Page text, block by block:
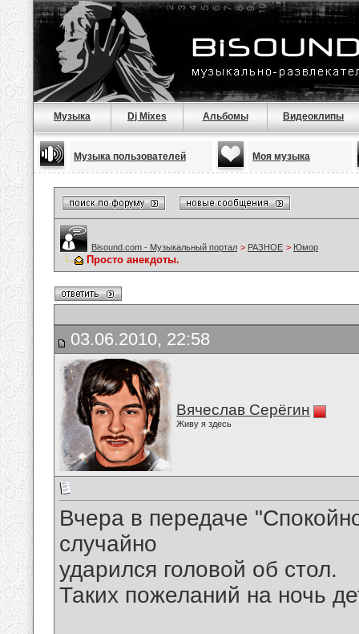
Музыка Dj Mixes Альбомы Видеоклипы
Музыка пользователей Моя музыка
Bisound.com - Музыкальный портал > РАЗНОЕ > Юмор
Просто анекдоты.
03.06.2010, 22:58
Вячеслав Серёгин
Живу я здесь
Вчера в передаче
случайно
ударился головой об стол.
Таких пожеланий на ночь